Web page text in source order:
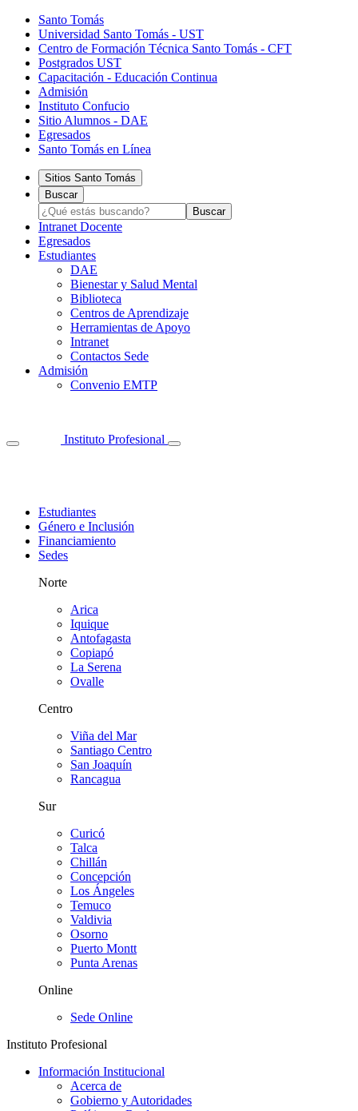
Santo Tomás
Universidad Santo Tomás - UST
Centro de Formación Técnica Santo Tomás - CFT
Postgrados UST
Capacitación - Educación Continua
Admisión
Instituto Confucio
Sitio Alumnos - DAE
Egresados
Santo Tomás en Línea
Sitios Santo Tomás
Buscar
Intranet Docente
Egresados
Estudiantes
DAE
Bienestar y Salud Mental
Biblioteca
Centros de Aprendizaje
Herramientas de Apoyo​
Intranet
Contactos Sede
Admisión
Convenio EMTP
Instituto Profesional
Estudiantes
Género e Inclusión
Financiamiento
Sedes
Norte
Arica
Iquique
Antofagasta
Copiapó
La Serena
Ovalle
Centro
Viña del Mar
Santiago Centro
San Joaquín
Rancagua
Sur
Curicó
Talca
Chillán
Concepción
Los Ángeles
Temuco
Valdivia
Osorno
Puerto Montt
Punta Arenas
Online
Sede Online
Instituto Profesional
Información Institucional
Acerca de
Gobierno y Autoridades​